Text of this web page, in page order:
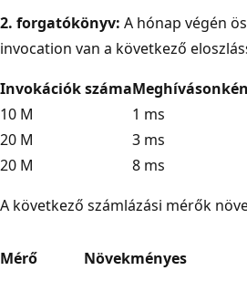
2. forgatókönyv: A hónap végén
invocation van a következő
Invokációk száma
10 M
1 ms
20 M
3 ms
20 M
8 ms
A következő számlázási mérők
Mérő Növekményes